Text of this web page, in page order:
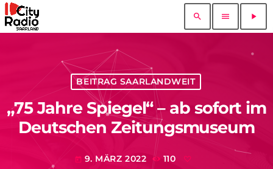
search menu play_arrow
BEITRAG SAARLANDWEIT
„75 Jahre Spiegel“ – ab sofort im
Deutschen Zeitungsmuseum
today 9. MÄRZ 2022 110